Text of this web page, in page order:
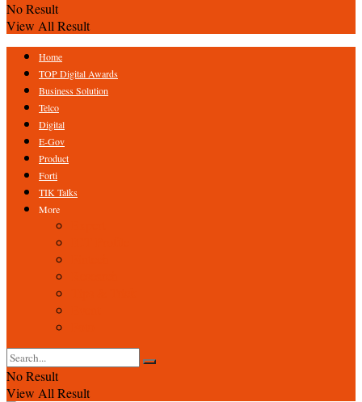
No Result
View All Result
Home
TOP Digital Awards
Business Solution
Telco
Digital
E-Gov
Product
Forti
TIK Talks
More
No Result
View All Result